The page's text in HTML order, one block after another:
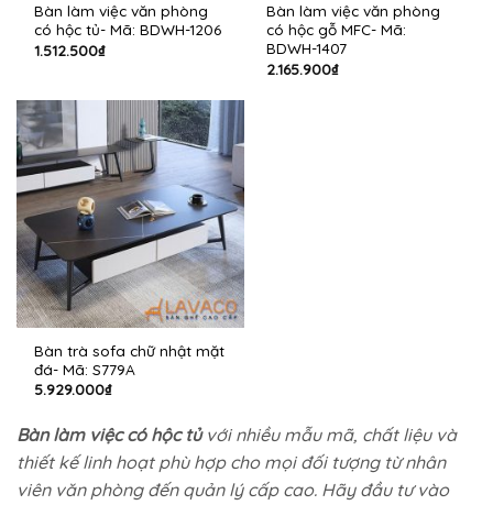
Bàn làm việc văn phòng
có hộc tủ- Mã: BDWH-1206
1.512.500₫
Bàn làm việc văn phòng
có hộc gỗ MFC- Mã:
BDWH-1407
2.165.900₫
Bàn trà sofa chữ nhật mặt
đá- Mã: S779A
5.929.000₫
Bàn làm việc có hộc tủvới nhiều mẫu mã, chất liệu và
thiết kế linh hoạt phù hợp cho mọi đối tượng từ nhân
viên văn phòng đến quản lý cấp cao. Hãy đầu tư vào